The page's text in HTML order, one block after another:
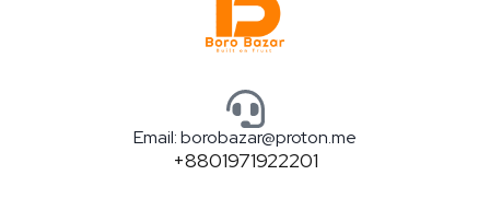
Email: borobazar@proton.me
+8801971922201